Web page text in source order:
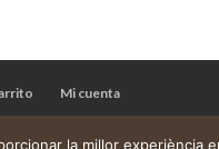
Mi cuenta
la millor experiència